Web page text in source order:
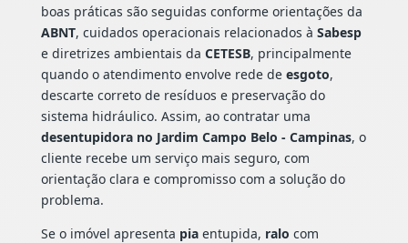
boas práticas são seguidas conforme orientações da
ABNT, cuidados operacionais relacionados à Sabesp
e diretrizes ambientais da CETESB, principalmente
quando o atendimento envolve rede de esgoto,
descarte correto de resíduos e preservação do
sistema hidráulico. Assim, ao contratar uma
desentupidora no Jardim Campo Belo - Campinas, o
cliente recebe um serviço mais seguro, com
orientação clara e compromisso com a solução do
problema.
Se o imóvel apresenta piaentupida, ralo com